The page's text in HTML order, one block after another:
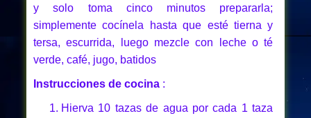
y solo toma cinco minutos prepararla;
simplemente cocínela hasta que esté tierna y
tersa, escurrida, luego mezcle con leche o té
verde, café, jugo, batidos
Instrucciones de cocina :
Hierva 10 tazas de agua por cada 1 taza